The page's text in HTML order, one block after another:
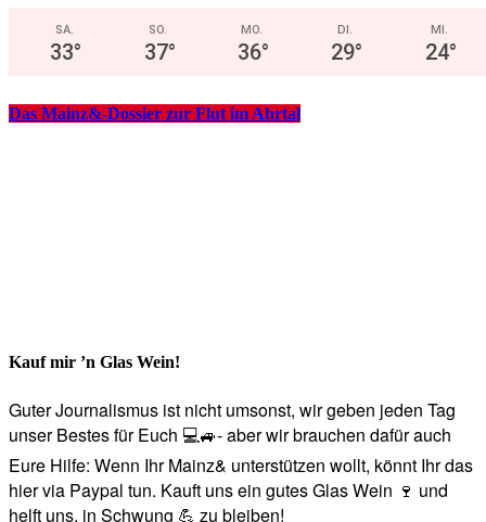
SA.
33°
SO.
37°
MO.
36°
DI.
29°
MI.
24°
Das Mainz&-Dossier zur Flut im Ahrtal
Kauf mir ’n Glas Wein!
Guter Journalismus ist nicht umsonst, wir geben jeden Tag
unser Bestes für Euch 💻🚙- aber wir brauchen dafür auch
Eure Hilfe: Wenn Ihr Mainz& unterstützen wollt, könnt Ihr das
hier via Paypal tun. Kauft uns ein gutes Glas Wein 🍷 und
helft uns, in Schwung 💪 zu bleiben!